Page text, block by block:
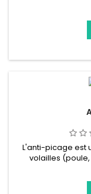
vitamine D3 et en
permet de
qualité des
aucunement le
L'anti-picage est
volailles